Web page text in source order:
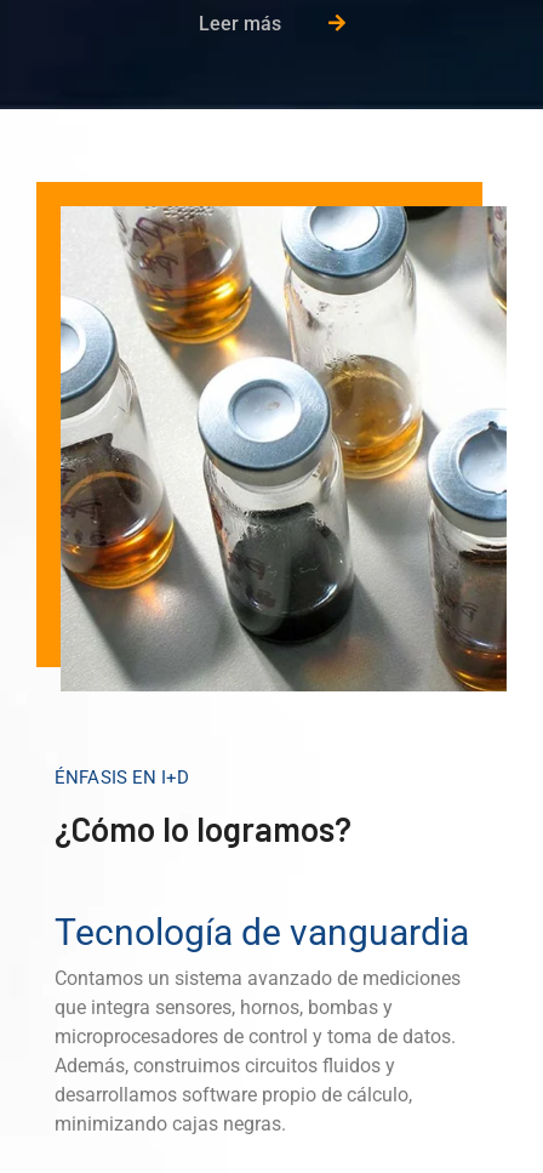
Leer más
ÉNFASIS EN I+D
¿Cómo lo logramos?
Tecnología de vanguardia
Contamos un sistema avanzado de mediciones
que integra sensores, hornos, bombas y
microprocesadores de control y toma de datos.
Además, construimos circuitos fluidos y
desarrollamos software propio de cálculo,
minimizando cajas negras.